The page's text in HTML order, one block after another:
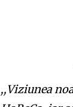
,,Viziunea